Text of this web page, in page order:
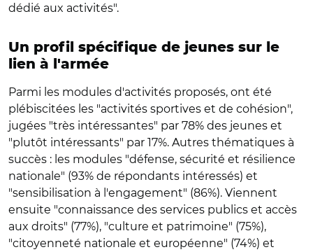
dédié aux activités".
Un profil spécifique de jeunes sur le
lien à l'armée
Parmi les modules d'activités proposés, ont été
plébiscitées les "activités sportives et de cohésion",
jugées "très intéressantes" par 78% des jeunes et
"plutôt intéressants" par 17%. Autres thématiques à
succès : les modules "défense, sécurité et résilience
nationale" (93% de répondants intéressés) et
"sensibilisation à l'engagement" (86%). Viennent
ensuite "connaissance des services publics et accès
aux droits" (77%), "culture et patrimoine" (75%),
"citoyenneté nationale et européenne" (74%) et